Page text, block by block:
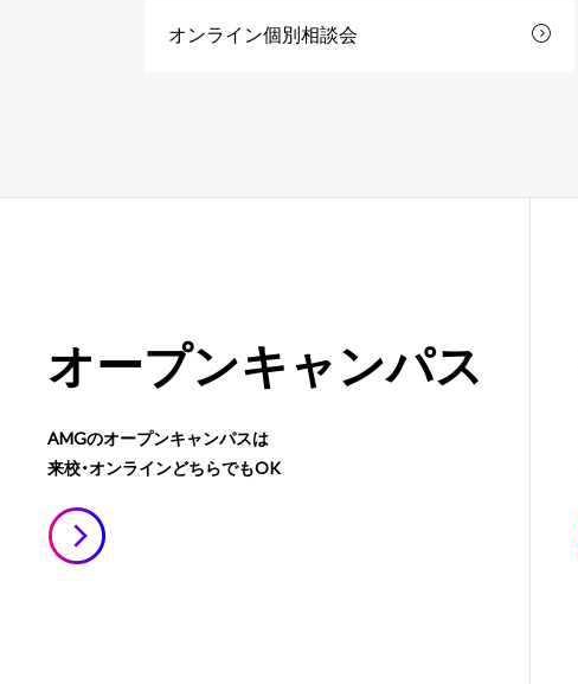
オンライン個別相談会
オープンキャンパス
AMGのオープンキャンパスは
来校・オンラインどちらでもOK